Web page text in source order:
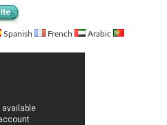
Spanish French
Arabic